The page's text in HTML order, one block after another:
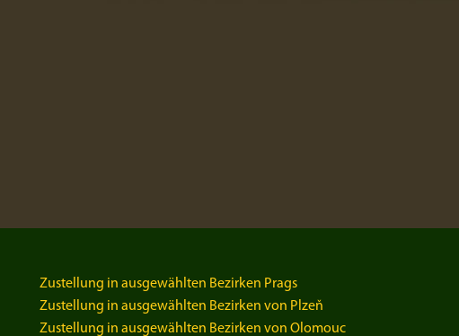
Zustellung in ausgewählten Bezirken Prags
Zustellung in ausgewählten Bezirken von Plzeň
Zustellung in ausgewählten Bezirken von Olomouc